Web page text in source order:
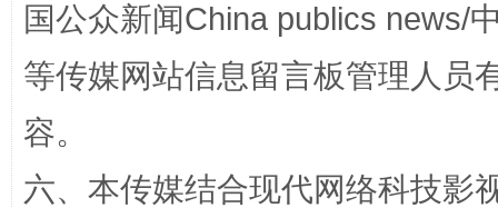
国公众新闻China publics news/
等传媒网站信息留言板管理人员
容。
六、本传媒结合现代网络科技影